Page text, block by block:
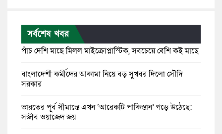
সর্বশেষ খবর
পাঁচ দেশি মাছে মিলল মাইক্রোপ্লাস্টিক, সবচেয়ে বেশি কই মাছে
বাংলাদেশী কর্মীদের আকামা নিয়ে বড় সুখবর দিলো সৌদি
সরকার
ভারতের পূর্ব সীমান্তে এখন ‘আরেকটি পাকিস্তান’ গড়ে উঠেছে:
সজীব ওয়াজেদ জয়